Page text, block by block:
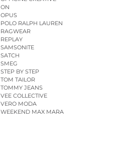
ON
OPUS
POLO RALPH LAUREN
RAGWEAR
REPLAY
SAMSONITE
SATCH
SMEG
STEP BY STEP
TOM TAILOR
TOMMY JEANS
VEE COLLECTIVE
VERO MODA
WEEKEND MAX MARA